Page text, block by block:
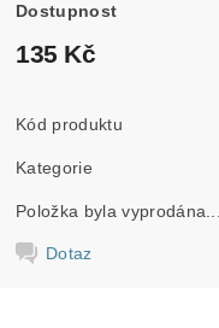
Dostupnost
135 Kč
Kód produktu
Kategorie
Položka byla vyprodána...
Dotaz